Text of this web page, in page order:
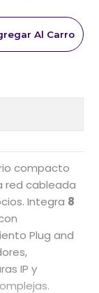
Al Carro
compacto
red cableada
Integra 8
Plug and
IP y